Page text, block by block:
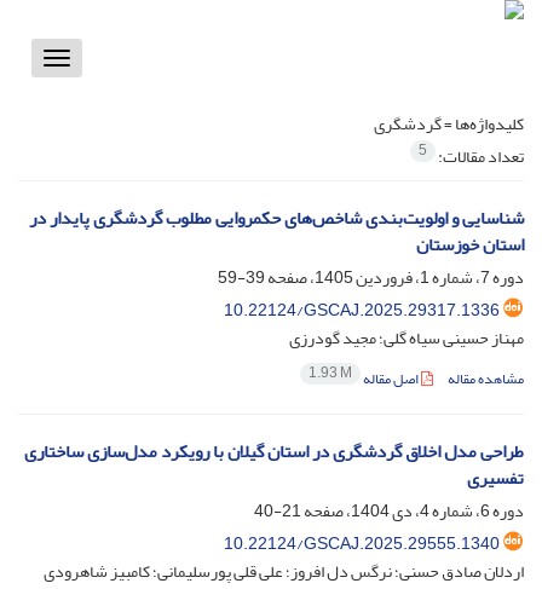
Toggle
کلیدواژه‌ها =گردشگری
تعداد مقالات: 5
شناسایی و اولویت‌بندی شاخص‌های حکمروایی مطلوب گردشگری پایدار در
استان خوزستان
دوره 7، شماره 1، فروردین 1405، صفحه
39-59
10.22124/GSCAJ.2025.29317.1336
مهناز حسینی سیاه گلی؛ مجید گودرزی
مشاهده مقاله اصل مقاله 1.93 M
طراحی مدل اخلاق گردشگری در استان گیلان با رویکرد مدل‌سازی ساختاری
تفسیری
دوره 6، شماره 4، دی 1404، صفحه
21-40
10.22124/GSCAJ.2025.29555.1340
اردلان صادق حسنی؛ نرگس دل افروز؛ علی قلی پورسلیمانی؛ کامبیز شاهرودی